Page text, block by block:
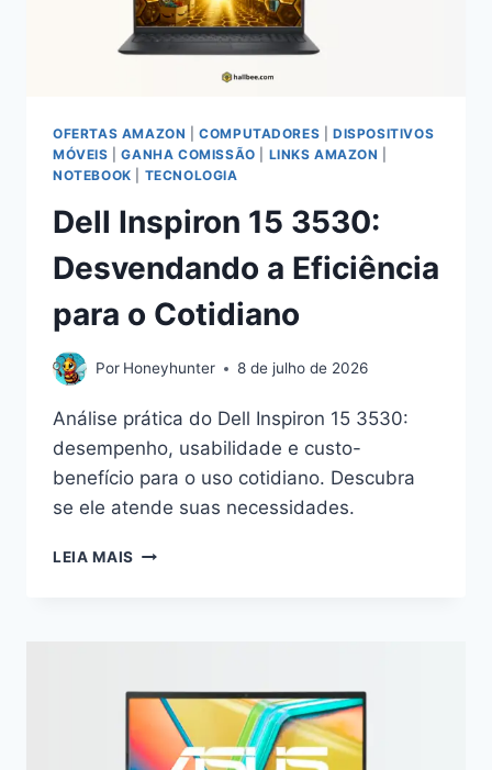
OFERTAS AMAZON |COMPUTADORES |DISPOSITIVOS
MÓVEIS |GANHA COMISSÃO LINKS AMAZON
NOTEBOOK
TECNOLOGIA
Dell Inspiron 15 3530:
Desvendando a Eficiência
para o Cotidiano
Por Honeyhunter 8 de julho de 2026
Análise prática do Dell Inspiron 15 3530:
desempenho, usabilidade e custo-
benefício para o uso cotidiano. Descubra
se ele atende suas necessidades.
LEIA MAIS DELL
EFICIÊNCIA
PARA
O
COTIDIANO